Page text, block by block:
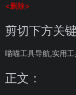
<删除>
剪切下方关
喵喵工具导航,实用
正文：